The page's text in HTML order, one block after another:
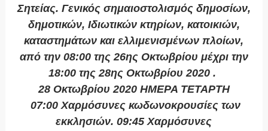
Σητείας. Γενικός σημαιοστολισμός δημοσίων,
δημοτικών, Ιδιωτικών κτηρίων, κατοικιών,
καταστημάτων και ελλιμενισμένων πλοίων,
από την 08:00 της 26ης Οκτωβρίου μέχρι την
18:00 της 28ης Οκτωβρίου 2020 .
28 Οκτωβρίου 2020 ΗΜΕΡΑ ΤΕΤΑΡΤΗ
07:00 Χαρμόσυνες κωδωνοκρουσίες των
εκκλησιών. 09:45 Χαρμόσυνες